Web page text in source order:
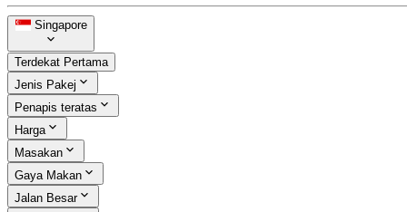
Singapore
Terdekat Pertama
Jenis Pakej
Penapis teratas
Harga
Masakan
Gaya Makan
Jalan Besar